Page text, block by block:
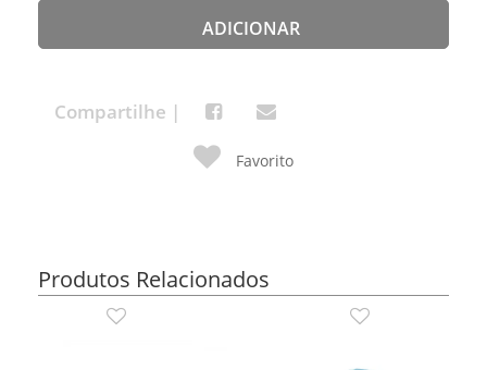
ADICIONAR
Compartilhe |
Favorito
Produtos Relacionados